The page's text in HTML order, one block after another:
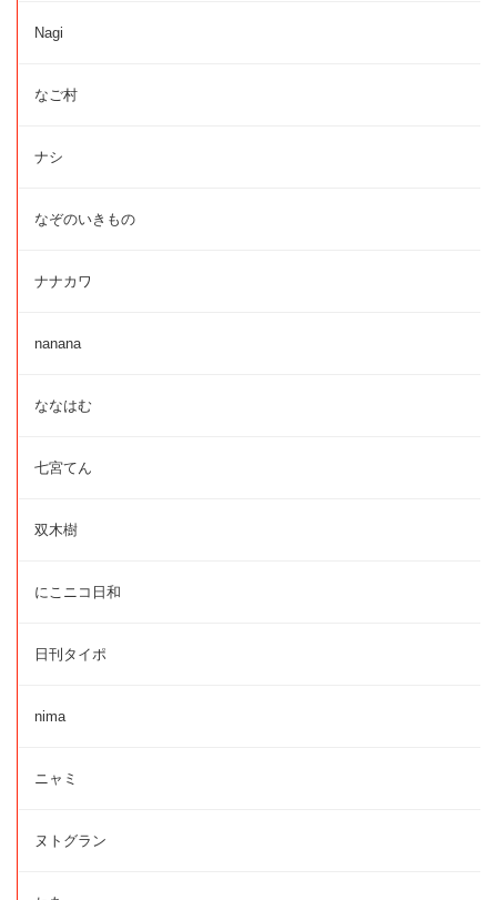
Nagi
なご村
ナシ
なぞのいきもの
ナナカワ
nanana
ななはむ
七宮てん
双木樹
にこニコ日和
日刊タイポ
nima
ニャミ
ヌトグラン